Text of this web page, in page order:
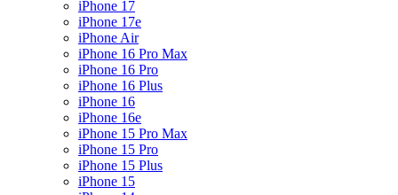
iPhone 17
iPhone 17e
iPhone Air
iPhone 16 Pro Max
iPhone 16 Pro
iPhone 16 Plus
iPhone 16
iPhone 16e
iPhone 15 Pro Max
iPhone 15 Pro
iPhone 15 Plus
iPhone 15